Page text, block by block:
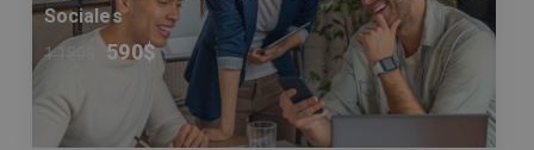
Sociales
1.180 590$